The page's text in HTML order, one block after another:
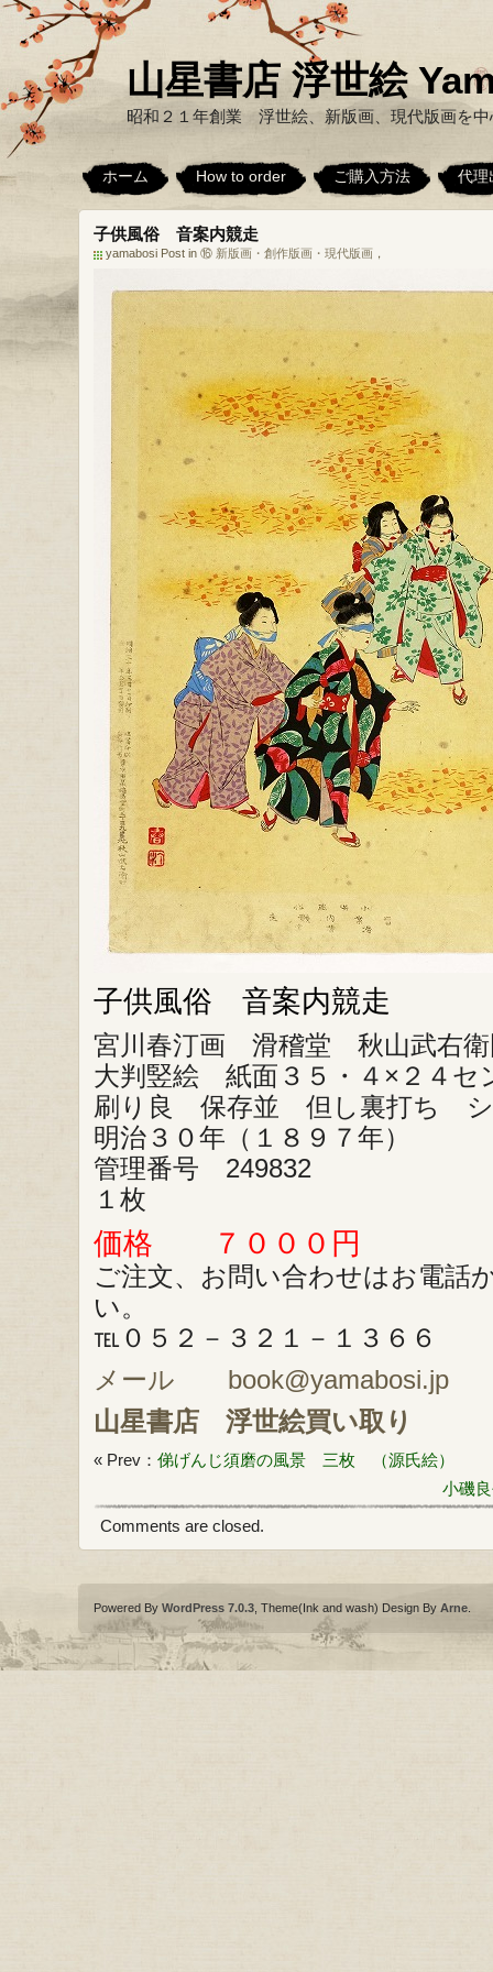
山星書店 浮世絵
昭和２１年創業 浮世絵、新版画、現代版画を
ホーム How to order ご購入方法 代理
子供風俗 音案内競走
yamabosi Post in ⑯ 新版画・創作版画・現代版画 ，
子供風俗 音案内競走
宮川春汀画 滑稽堂 秋山武右衛
大判竪絵 紙面３５・４×２４セ
刷り良 保存並 但し裏打ち シ
明治３０年（１８９７年）
管理番号 249832
１枚
価格 ７０００円
ご注文、お問い合わせはお電話
い。
℡０５２－３２１－１３６６
メール book@yamabosi.jp
山星書店
浮世絵買い取り
« Prev： 俤げんじ須磨の風景 三枚 （源氏絵）
小磯
Comments are closed.
Powered By WordPress 7.0.3 , Theme(Ink and wash) Design By Arne